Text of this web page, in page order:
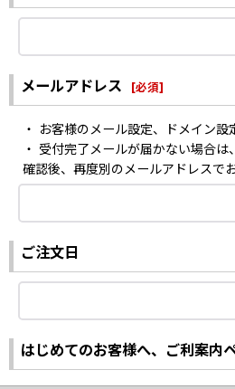
メールアドレス [必須]
・ お客様のメール設定、ドメイン設
・ 受付完了メールが届かない場合
確認後、再度別のメールアドレスで
ご注文日
はじめてのお客様へ、ご利案内